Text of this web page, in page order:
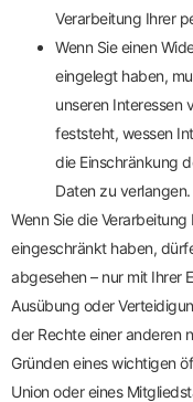
Verarbeitung Ihrer
Wenn Sie einen
eingelegt haben,
unseren Interessen
feststeht, wessen
die Einschränkung
Daten zu verlangen.
Wenn Sie die
eingeschränkt haben,
abgesehen – nur mit Ihrer
Ausübung oder
der Rechte einer anderen
Gründen eines wichtigen
Union oder eines